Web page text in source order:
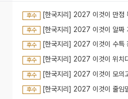
조금이라도 더 빨리 알았으면 하는 강좌
#콤팩트한구성 #고퀄리티자료 #노베도
후수 [한국지리] 2027 이것이 만점
후수 [한국지리] 2027 이것이 알짜
후수 [한국지리] 2027 이것이 수특
후수 [한국지리] 2027 이것이 위치
후수 [한국지리] 2027 이것이 모의
후수 [한국지리] 2027 이것이 줄임